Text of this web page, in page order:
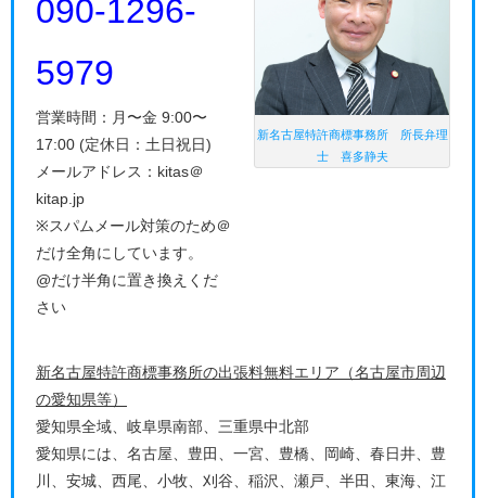
090-1296-
5979
営業時間：月〜金 9:00〜
17:00 (定休日：土日祝日)
メールアドレス：kitas＠
kitap.jp
※スパムメール対策のため＠
だけ全角にしています。
@だけ半角に置き換えくだ
さい
新名古屋特許商標事務所 所長弁理
士 喜多静夫
新名古屋特許商標事務所の出張料無料エリア（名古屋市周辺
の愛知県等）
愛知県全域、岐阜県南部、三重県中北部
愛知県には、名古屋、豊田、一宮、豊橋、岡崎、春日井、豊
川、安城、西尾、小牧、刈谷、稲沢、瀬戸、半田、東海、江